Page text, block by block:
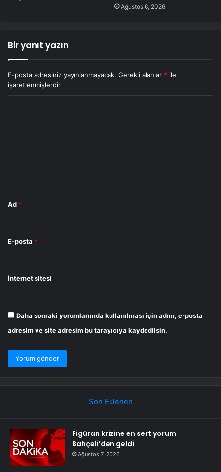
Ağustos 6, 2026
Bir yanıt yazın
E-posta adresiniz yayınlanmayacak. Gerekli alanlar * ile
işaretlenmişlerdir
Ad *
E-posta *
İnternet sitesi
Daha sonraki yorumlarımda kullanılması için adım, e-posta
adresim ve site adresim bu tarayıcıya kaydedilsin.
Son Eklenen
Figüran krizine en sert yorum
Bahçeli’den geldi
Ağustos 7, 2026